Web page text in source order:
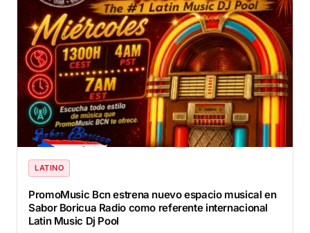
LATINO
PromoMusic Bcn estrena nuevo espacio musical en
Sabor Boricua Radio como referente internacional
Latin Music Dj Pool